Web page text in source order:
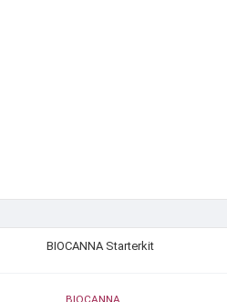
BIOCANNA